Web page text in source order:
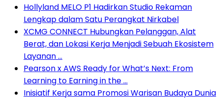
Hollyland MELO P1 Hadirkan Studio Rekaman
Lengkap dalam Satu Perangkat Nirkabel
XCMG CONNECT Hubungkan Pelanggan, Alat
Berat, dan Lokasi Kerja Menjadi Sebuah Ekosistem
Layanan …
Pearson x AWS Ready for What’s Next: From
Learning to Earning in the …
Inisiatif Kerja sama Promosi Warisan Budaya Dunia